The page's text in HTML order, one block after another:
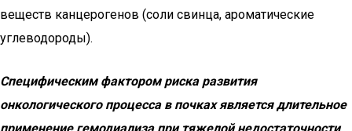
веществ канцерогенов (соли свинца, ароматические
углеводороды).
Специфическим фактором риска развития
онкологического процесса в почках является длительное